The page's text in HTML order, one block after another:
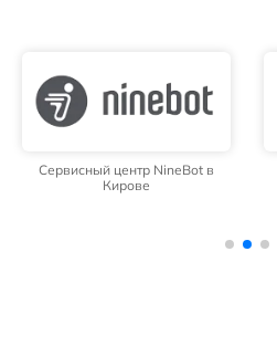
Сервисный центр NineBot в
Кирове